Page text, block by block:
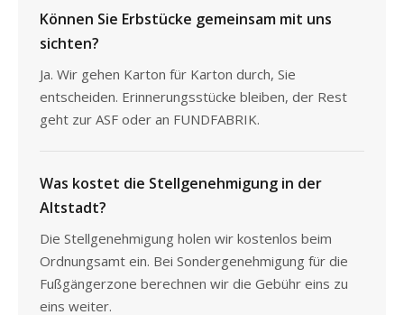
Können Sie Erbstücke gemeinsam mit uns
sichten?
Ja. Wir gehen Karton für Karton durch, Sie
entscheiden. Erinnerungsstücke bleiben, der Rest
geht zur ASF oder an FUNDFABRIK.
Was kostet die Stellgenehmigung in der
Altstadt?
Die Stellgenehmigung holen wir kostenlos beim
Ordnungsamt ein. Bei Sondergenehmigung für die
Fußgängerzone berechnen wir die Gebühr eins zu
eins weiter.